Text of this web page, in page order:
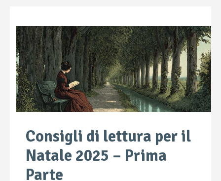
Consigli di lettura per il
Natale 2025 – Prima
Parte